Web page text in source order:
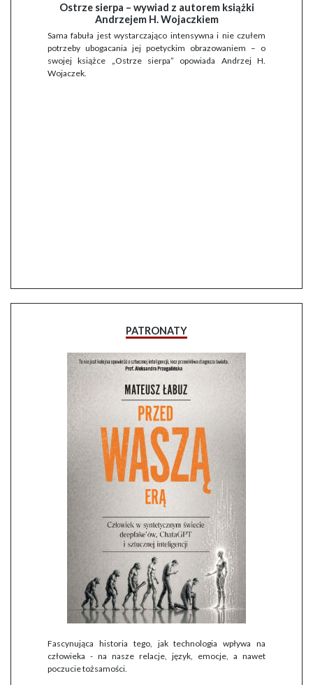
Ostrze sierpa – wywiad z autorem książki
Andrzejem H. Wojaczkiem
Sama fabuła jest wystarczająco intensywna i nie czułem
potrzeby ubogacania jej poetyckim obrazowaniem – o
swojej książce „Ostrze sierpa” opowiada Andrzej H.
Wojaczek.
PATRONATY
Fascynująca historia tego, jak technologia wpływa na
człowieka - na nasze relacje, język, emocje, a nawet
poczucie tożsamości.